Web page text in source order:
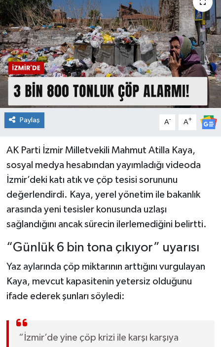
Paylaş A- A+
AK Parti İzmir Milletvekili Mahmut Atilla Kaya,
sosyal medya hesabından yayımladığı videoda
İzmir’deki katı atık ve çöp tesisi sorununu
değerlendirdi. Kaya, yerel yönetim ile bakanlık
arasında yeni tesisler konusunda uzlaşı
sağlandığını ancak sürecin ilerlemediğini belirtti.
“Günlük 6 bin tona çıkıyor” uyarısı
Yaz aylarında çöp miktarının arttığını vurgulayan
Kaya, mevcut kapasitenin yetersiz olduğunu
ifade ederek şunları söyledi:
“İzmir’de yine çöp krizi ile karşı karşıya
Spor
Teknoloji
Tatil ve Seyahat
Çevre
Okul Gazetesi